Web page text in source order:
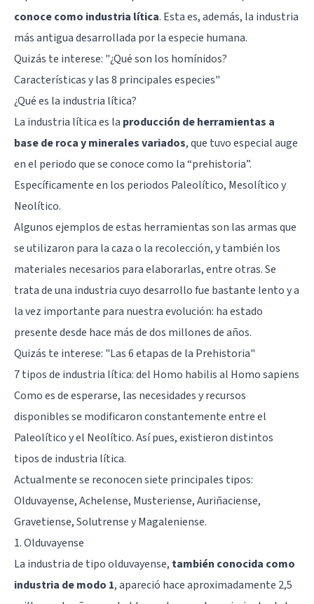
conoce como industria lítica. Esta es, además, la industria
más antigua desarrollada por la especie humana.
Quizás te interese: "¿Qué son los homínidos?
Características y las 8 principales especies"
¿Qué es la industria lítica?
La industria lítica es la producción de herramientas a
base de roca y minerales variados, que tuvo especial auge
en el periodo que se conoce como la “prehistoria”.
Específicamente en los periodos Paleolítico, Mesolítico y
Neolítico.
Algunos ejemplos de estas herramientas son las armas que
se utilizaron para la caza o la recolección, y también los
materiales necesarios para elaborarlas, entre otras. Se
trata de una industria cuyo desarrollo fue bastante lento y a
la vez importante para nuestra evolución: ha estado
presente desde hace más de dos millones de años.
Quizás te interese: "Las 6 etapas de la Prehistoria"
7 tipos de industria lítica: del Homo habilis al Homo sapiens
Como es de esperarse, las necesidades y recursos
disponibles se modificaron constantemente entre el
Paleolítico y el Neolítico. Así pues, existieron distintos
tipos de industria lítica.
Actualmente se reconocen siete principales tipos:
Olduvayense, Achelense, Musteriense, Auriñaciense,
Gravetiense, Solutrense y Magaleniense.
1. Olduvayense
La industria de tipo olduvayense, también conocida como
industria de modo 1, apareció hace aproximadamente 2,5